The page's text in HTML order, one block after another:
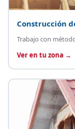
Construcción
Trabajo con
Ver en tu zona →